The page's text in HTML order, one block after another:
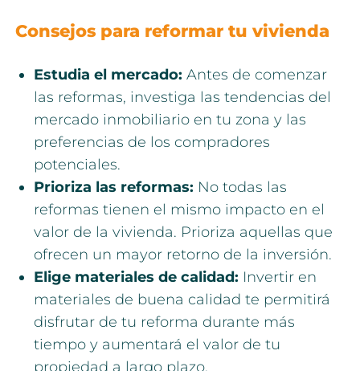
Consejos para reformar tu vivienda
Estudia el mercado: Antes de comenzar
las reformas, investiga las tendencias del
mercado inmobiliario en tu zona y las
preferencias de los compradores
potenciales.
Prioriza las reformas: No todas las
reformas tienen el mismo impacto en el
valor de la vivienda. Prioriza aquellas que
ofrecen un mayor retorno de la inversión.
Elige materiales de calidad: Invertir en
materiales de buena calidad te permitirá
disfrutar de tu reforma durante más
tiempo y aumentará el valor de tu
propiedad a largo plazo.